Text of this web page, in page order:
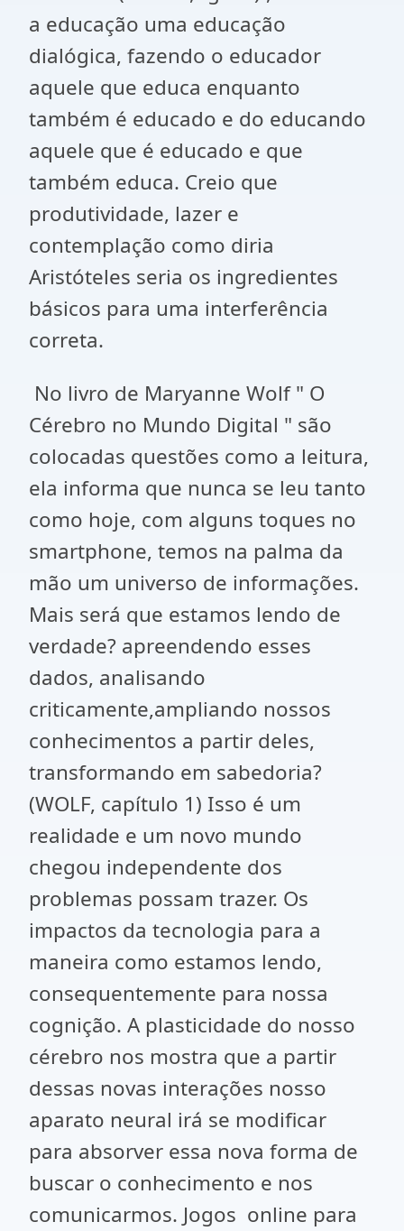
a educação uma educação
dialógica, fazendo o educador
aquele que educa enquanto
também é educado e do educando
aquele que é educado e que
também educa. Creio que
produtividade, lazer e
contemplação como diria
Aristóteles seria os ingredientes
básicos para uma interferência
correta.
No livro de Maryanne Wolf " O
Cérebro no Mundo Digital " são
colocadas questões como a leitura,
ela informa que nunca se leu tanto
como hoje, com alguns toques no
smartphone, temos na palma da
mão um universo de informações.
Mais será que estamos lendo de
verdade? apreendendo esses
dados, analisando
criticamente,ampliando nossos
conhecimentos a partir deles,
transformando em sabedoria?
(WOLF, capítulo 1) Isso é um
realidade e um novo mundo
chegou independente dos
problemas possam trazer. Os
impactos da tecnologia para a
maneira como estamos lendo,
consequentemente para nossa
cognição. A plasticidade do nosso
cérebro nos mostra que a partir
dessas novas interações nosso
aparato neural irá se modificar
para absorver essa nova forma de
buscar o conhecimento e nos
comunicarmos. Jogos online para